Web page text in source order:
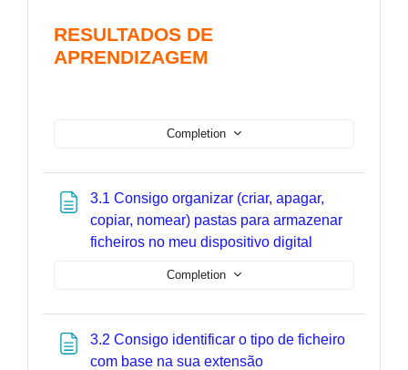
Completion
RESULTADOS DE
APRENDIZAGEM
3.1 Consigo organizar (criar, apagar,
copiar, nomear) pastas para armazenar
ficheiros no meu dispositivo digital
Completion
3.2 Consigo identificar o tipo de ficheiro
com base na sua extensãoPage